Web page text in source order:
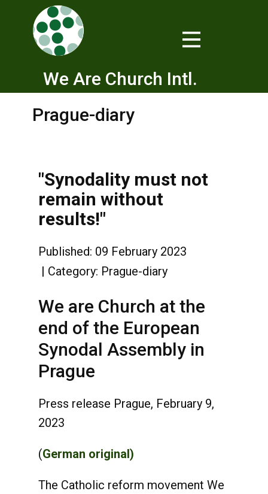
We Are Church Intl.
Prague-diary
"Synodality must not
remain without
results!"
Published: 09 February 2023
Category: Prague-diary
We are Church at the
end of the European
Synodal Assembly in
Prague
Press release Prague, February 9,
2023
(German original)
The Catholic reform movement We